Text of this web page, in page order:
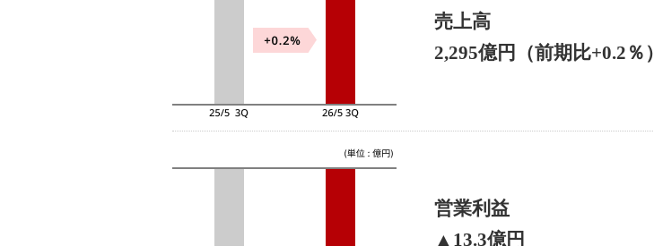
売上高
2,295億円（前期比+0.2％）
営業利益
▲13.3億円